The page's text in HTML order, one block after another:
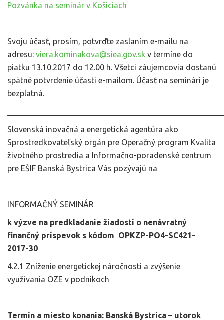
Pozvánka na seminár v Košiciach
Svoju účasť, prosím, potvrďte zaslaním e-mailu na
adresu: viera.kominakova@siea.gov.sk v termíne do
piatku 13.10.2017 do 12.00 h. Všetci záujemcovia dostanú
spätné potvrdenie účasti e-mailom. Účasť na seminári je
bezplatná.
Slovenská inovačná a energetická agentúra ako
Sprostredkovateľský orgán pre Operačný program Kvalita
životného prostredia a Informačno-poradenské centrum
pre EŠIF Banská Bystrica Vás pozývajú na
INFORMAČNÝ SEMINÁR
k výzve na predkladanie žiadostí o nenávratný
finančný príspevok s kódom OPKZP-PO4-SC421-
2017-30
4.2.1 Zníženie energetickej náročnosti a zvýšenie
využívania OZE v podnikoch
Termín a miesto konania: Banská Bystrica – utorok